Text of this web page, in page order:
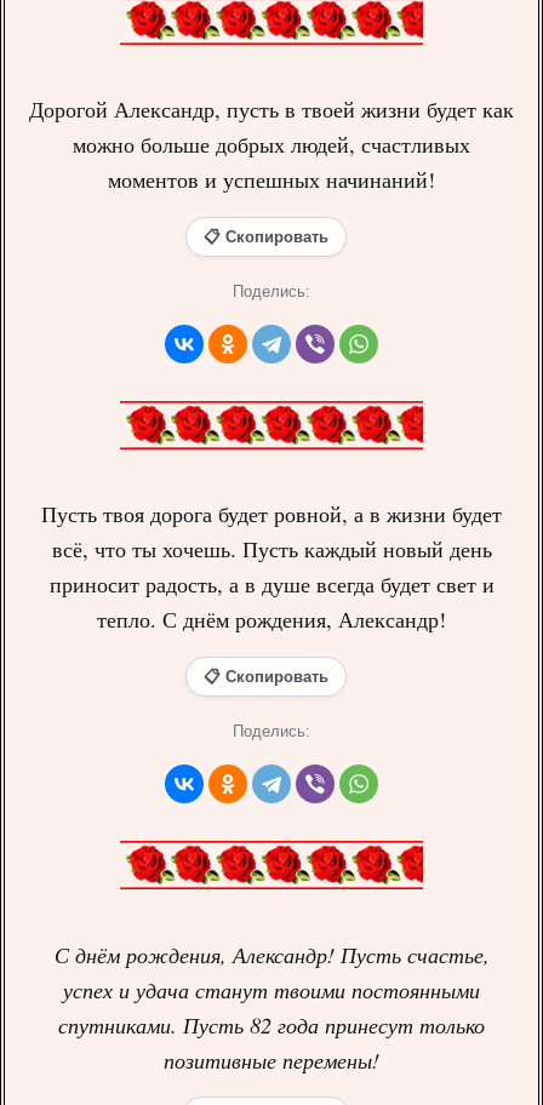
Дорогой Александр, пусть в твоей жизни будет как
можно больше добрых людей, счастливых
моментов и успешных начинаний!
📋 Скопировать
Поделись:
Пусть твоя дорога будет ровной, а в жизни будет
всё, что ты хочешь. Пусть каждый новый день
приносит радость, а в душе всегда будет свет и
тепло. С днём рождения, Александр!
📋 Скопировать
Поделись:
С днём рождения, Александр! Пусть счастье,
успех и удача станут твоими постоянными
спутниками. Пусть 82 года принесут только
позитивные перемены!